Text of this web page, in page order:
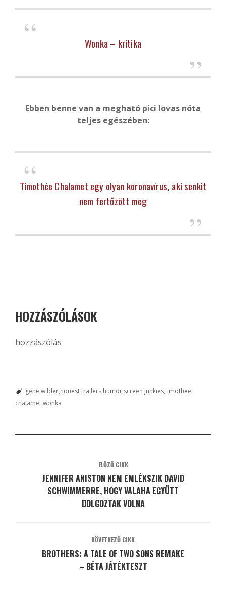
Wonka – kritika
Ebben benne van a megható pici lovas nóta
teljes egészében:
Timothée Chalamet egy olyan koronavírus, aki senkit
nem fertőzött meg
HOZZÁSZÓLÁSOK
hozzászólás
gene wilder honest trailers humor screen junkiestimothee
chalametwonka
ELŐZŐ CIKK
JENNIFER ANISTON NEM EMLÉKSZIK DAVID
SCHWIMMERRE, HOGY VALAHA EGYÜTT
DOLGOZTAK VOLNA
KÖVETKEZŐ CIKK
BROTHERS: A TALE OF TWO SONS REMAKE
– BÉTA JÁTÉKTESZT